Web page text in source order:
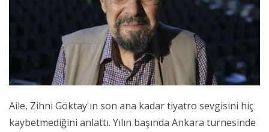
Aile, Zihni Göktay'ın son ana kadar tiyatro sevgisini hiç
kaybetmediğini anlattı. Yılın başında Ankara turnesinde